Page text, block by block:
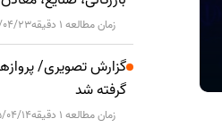
زمان مطالعه 1 دقیقه 04/23
گزارش تصویری/
گرفته شد
زمان مطالعه 1 دقیقه 04/14